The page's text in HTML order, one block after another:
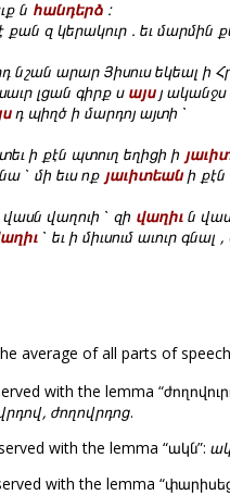
ն հանդերձ :
քան զ կերակուր . եւ մարմին
նշան արար Յիսուս եկեալ ի
լցան գիրք ս այսյ ականջս
դ պիղծ ի մարդոյ այտի ՝
ի քէն պտուղ եղիցի ի
՝ մի եւս ոք յաւիտեանի քէն
վասն վաղուի ՝ զի վաղիւ ն
՝ եւ ի միւսում աւուր
average of all parts of
with the lemma
ժողովրդոց.
with the lemma “ակն”:
with the lemma